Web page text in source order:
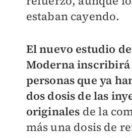
estaban cayendo.
El nuevo estudio de
Moderna inscribirá
personas que ya
dos dosis de las
originales de la
más una dosis de